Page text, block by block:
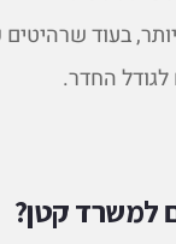
בעוד
החדר.
למשרד קטן?